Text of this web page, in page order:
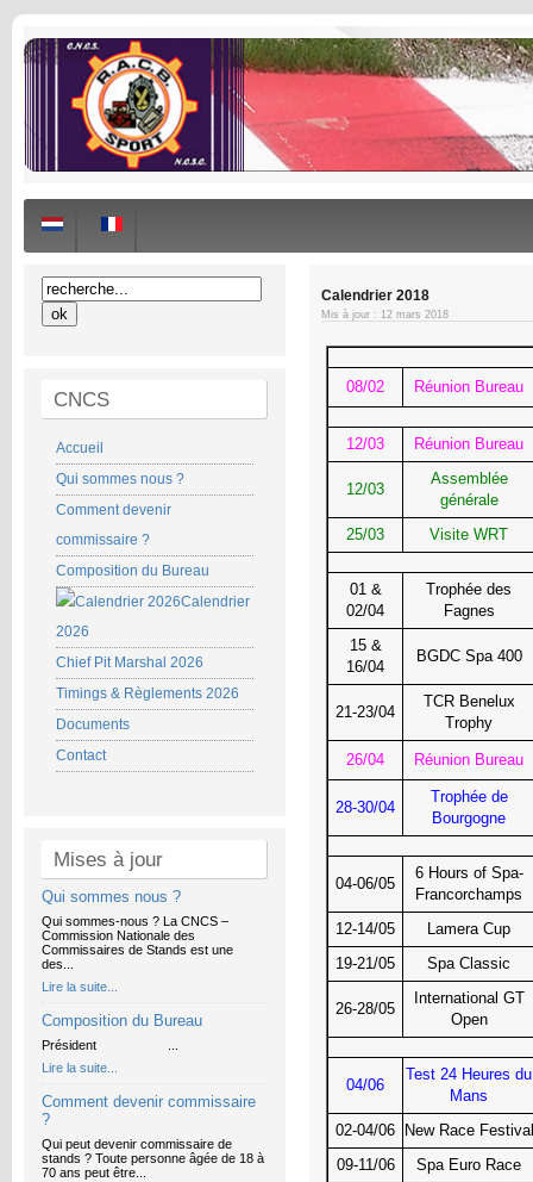
CNCS
Accueil
Qui sommes nous ?
Comment devenir
commissaire ?
Composition du Bureau
Calendrier
2026
Chief Pit Marshal 2026
Timings & Règlements 2026
Documents
Contact
Mises à jour
Qui sommes nous ?
Qui sommes-nous ? La CNCS –
Commission Nationale des
Commissaires de Stands est une
des...
Lire la suite...
Composition du Bureau
Président ...
Lire la suite...
Comment devenir commissaire
?
Qui peut devenir commissaire de
stands ? Toute personne âgée de 18 à
70 ans peut être...
Calendrier 2018
Mis à jour : 12 mars 2018
08/02 Réunion Bureau
12/03 Réunion Bureau
12/03
Assemblée
générale
25/03
Visite WRT
01 &
02/04
Trophée des
Fagnes
15 &
16/04
BGDC Spa 400
21-23/04
TCR Benelux
Trophy
26/04 Réunion Bureau
28-30/04
Trophée de
Bourgogne
04-06/05
6 Hours of Spa-
Francorchamps
12-14/05
Lamera Cup
19-21/05
Spa Classic
26-28/05
International GT
Open
04/06
Test 24 Heures du
Mans
02-04/06
New Race Festival
09-11/06
Spa Euro Race